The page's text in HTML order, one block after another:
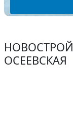
ОСЕЕВСКАЯ